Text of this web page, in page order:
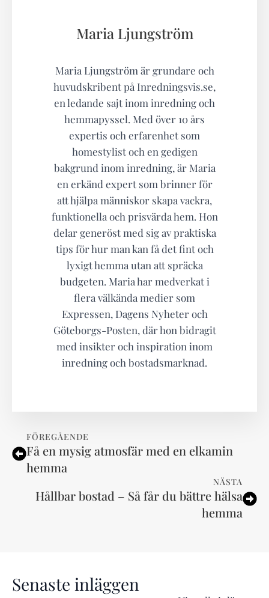
Maria Ljungström
Maria Ljungström är grundare och
huvudskribent på Inredningsvis.se,
en ledande sajt inom inredning och
hemmapyssel. Med över 10 års
expertis och erfarenhet som
homestylist och en gedigen
bakgrund inom inredning, är Maria
en erkänd expert som brinner för
att hjälpa människor skapa vackra,
funktionella och prisvärda hem. Hon
delar generöst med sig av praktiska
tips för hur man kan få det fint och
lyxigt hemma utan att spräcka
budgeten. Maria har medverkat i
flera välkända medier som
Expressen, Dagens Nyheter och
Göteborgs-Posten, där hon bidragit
med insikter och inspiration inom
inredning och bostadsmarknad.
FÖREGÅENDE
Få en mysig atmosfär med en elkamin
hemma
NÄSTA
Hållbar bostad – Så får du bättre hälsa
hemma
Senaste inläggen